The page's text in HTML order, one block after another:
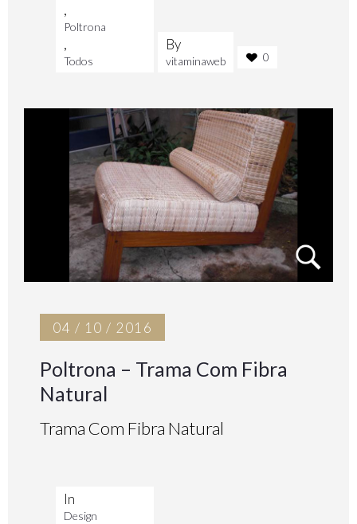
,
Poltrona
,
Todos
By
vitaminaweb 0
04 / 10 / 2016
Poltrona – Trama Com Fibra
Natural
Trama Com Fibra Natural
In
Design